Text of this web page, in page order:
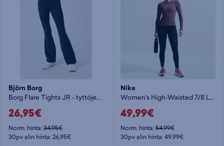
Björn Borg
Borg Flare Tights JR - tyttöjen pitkät trikoot
26,95€
Norm. hinta:34,95€
30pv alin hinta: 26,95€
Nike
Women's High-Waisted 7/8 Leggings with Pockets W - naisten 7/8 trikoot
49,99€
Norm. hinta:54,99€
30pv alin hinta: 49,99€